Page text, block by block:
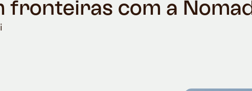
fronteiras com a Nomad